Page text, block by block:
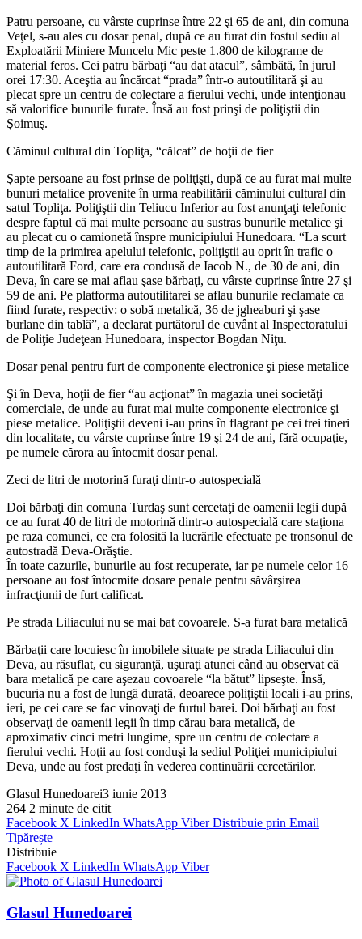
Patru persoane, cu vârste cuprinse între 22 şi 65 de ani, din comuna
Veţel, s-au ales cu dosar penal, după ce au furat din fostul sediu al
Exploatării Miniere Muncelu Mic peste 1.800 de kilograme de
material feros. Cei patru bărbaţi “au dat atacul”, sâmbătă, în jurul
orei 17:30. Aceştia au încărcat “prada” într-o autoutilitară şi au
plecat spre un centru de colectare a fierului vechi, unde intenţionau
să valorifice bunurile furate. Însă au fost prinşi de poliţiştii din
Şoimuş.
Căminul cultural din Topliţa, “călcat” de hoţii de fier
Şapte persoane au fost prinse de poliţişti, după ce au furat mai multe
bunuri metalice provenite în urma reabilitării căminului cultural din
satul Topliţa. Poliţiştii din Teliucu Inferior au fost anunţaţi telefonic
despre faptul că mai multe persoane au sustras bunurile metalice şi
au plecat cu o camionetă înspre municipiului Hunedoara. “La scurt
timp de la primirea apelului telefonic, poliţiştii au oprit în trafic o
autoutilitară Ford, care era condusă de Iacob N., de 30 de ani, din
Deva, în care se mai aflau şase bărbaţi, cu vârste cuprinse între 27 şi
59 de ani. Pe platforma autoutilitarei se aflau bunurile reclamate ca
fiind furate, respectiv: o sobă metalică, 36 de jgheaburi şi şase
burlane din tablă”, a declarat purtătorul de cuvânt al Inspectoratului
de Poliţie Judeţean Hunedoara, inspector Bogdan Niţu.
Dosar penal pentru furt de componente electronice şi piese metalice
Şi în Deva, hoţii de fier “au acţionat” în magazia unei societăţi
comerciale, de unde au furat mai multe componente electronice şi
piese metalice. Poliţiştii deveni i-au prins în flagrant pe cei trei tineri
din localitate, cu vârste cuprinse între 19 şi 24 de ani, fără ocupaţie,
pe numele cărora au întocmit dosar penal.
Zeci de litri de motorină furaţi dintr-o autospecială
Doi bărbaţi din comuna Turdaş sunt cercetaţi de oamenii legii după
ce au furat 40 de litri de motorină dintr-o autospecială care staţiona
pe raza comunei, ce era folosită la lucrările efectuate pe tronsonul de
autostradă Deva-Orăştie.
În toate cazurile, bunurile au fost recuperate, iar pe numele celor 16
persoane au fost întocmite dosare penale pentru săvârşirea
infracţiunii de furt calificat.
Pe strada Liliacului nu se mai bat covoarele. S-a furat bara metalică
Bărbaţii care locuiesc în imobilele situate pe strada Liliacului din
Deva, au răsuflat, cu siguranţă, uşuraţi atunci când au observat că
bara metalică pe care aşezau covoarele “la bătut” lipseşte. Însă,
bucuria nu a fost de lungă durată, deoarece poliţiştii locali i-au prins,
ieri, pe cei care se fac vinovaţi de furtul barei. Doi bărbaţi au fost
observaţi de oamenii legii în timp cărau bara metalică, de
aproximativ cinci metri lungime, spre un centru de colectare a
fierului vechi. Hoţii au fost conduşi la sediul Poliţiei municipiului
Deva, unde au fost predaţi în vederea continuării cercetărilor.
Glasul Hunedoarei3 iunie 2013
264 2 minute de citit
Facebook X LinkedIn WhatsApp Viber Distribuie prin Email
Tipărește
Distribuie
Facebook X LinkedIn WhatsApp Viber
Glasul Hunedoarei